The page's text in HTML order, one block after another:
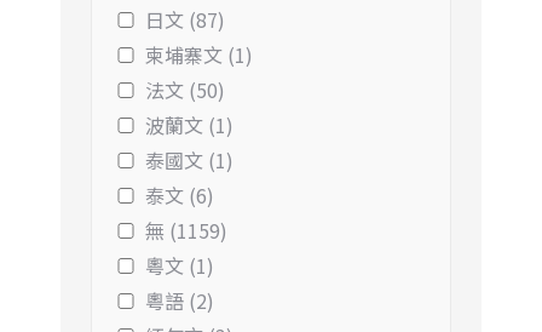
日文 (87)
柬埔寨文 (1)
法文 (50)
波蘭文 (1)
泰國文 (1)
泰文 (6)
無 (1159)
粵文 (1)
粵語 (2)